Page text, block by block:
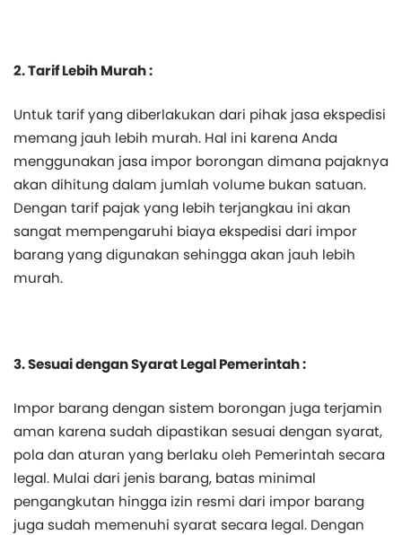
2. Tarif Lebih Murah :
Untuk tarif yang diberlakukan dari pihak jasa ekspedisi
memang jauh lebih murah. Hal ini karena Anda
menggunakan jasa impor borongan dimana pajaknya
akan dihitung dalam jumlah volume bukan satuan.
Dengan tarif pajak yang lebih terjangkau ini akan
sangat mempengaruhi biaya ekspedisi dari impor
barang yang digunakan sehingga akan jauh lebih
murah.
3. Sesuai dengan Syarat Legal Pemerintah :
Impor barang dengan sistem borongan juga terjamin
aman karena sudah dipastikan sesuai dengan syarat,
pola dan aturan yang berlaku oleh Pemerintah secara
legal. Mulai dari jenis barang, batas minimal
pengangkutan hingga izin resmi dari impor barang
juga sudah memenuhi syarat secara legal. Dengan